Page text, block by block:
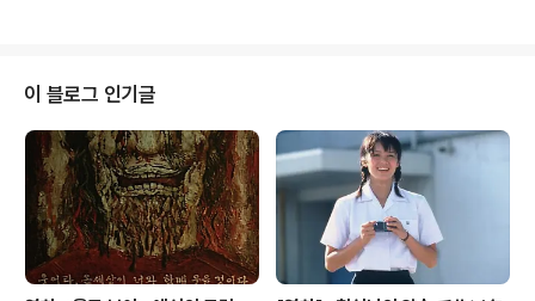
이 블로그 인기글